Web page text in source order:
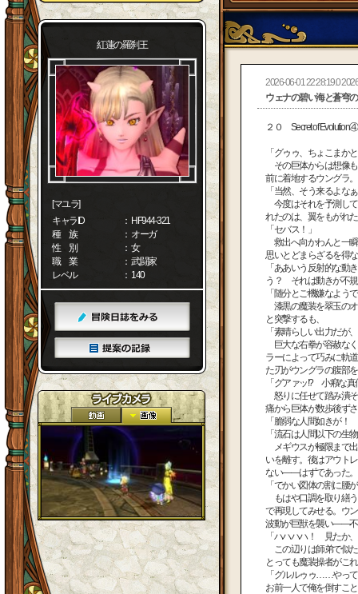
紅蓮の羅刹王
[マユラ]
キャラID
： HF944-321
種 族
： オーガ
性 別
： 女
職 業
： 武闘家
レベル
： 140
2026-06-01 22:28:19.0
ウェナの碧い海と蒼穹
２０ Secret of Evolution④
「グゥゥ、ちょこま
その巨体からは想像
前に着地するウングラ
「当然、そう来るよな
今度はそれを予測し
れたのは、翼をもがれ
「セバス！」
救出へ向かわんと一
思いとどまらざるを得
「ああいう反射的な動
う？ それは動きが不
「随分とご機嫌なよ
漆黒の魔装を翠玉の
と突撃するも、
「素晴らしい出力だが
巨大な右拳が容赦な
ラーによって巧みに軌
た刃がウングラの腹部
「グアァッ!? 小癪な真
怒りに任せて踏み潰
痛から巨体が数歩後ず
「脆弱な人間如きが
「流石は人間以下の生
メギウスが極限まで
いを離す。後はアウト
ない――はずであった。
「でかい図体の割に
もはや口調を取り繕
で再現してみせる。ウ
波動が巨獣を襲い――不
「ハハハハ！ 見たか
この辺りは師弟で似
とっても魔装操者がこ
「グルルゥゥ……やっ
お前一人で俺を倒すこ